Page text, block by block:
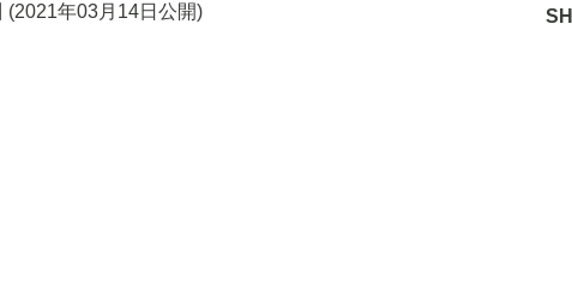
(2021年03月14日 公開)